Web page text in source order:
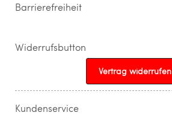
Barrierefreiheit
Widerrufsbutton
Vertrag widerrufen
Kundenservice